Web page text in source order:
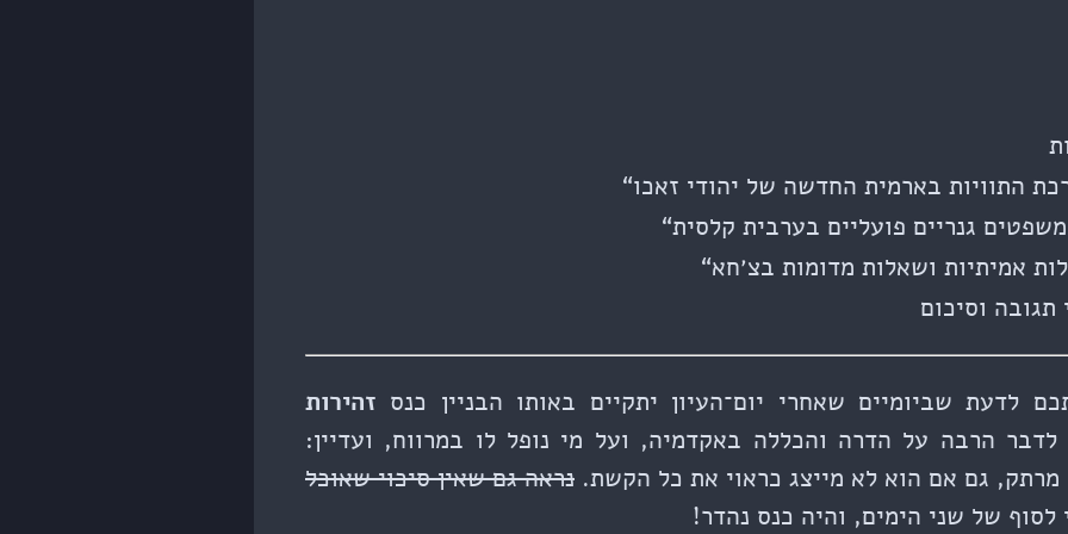
התוויות בארמית החדשה של יהודי זאכו“
גנריים פועליים בערבית קלסית“
אמיתיות ושאלות מדומות בצ׳חא“
תגובה וסיכום
לדעת שביומיים שאחרי יום־העיון יתקיים באותו הבניין כנס זהירות
הרבה על הדרה והכללה באקדמיה, ועל מי נופל לו במרווח, ועדיין:
מרתק, גם אם הוא לא מייצג כראוי את כל הקשת. נראה גם שאין סיכוי שאוכל
של שני הימים, והיה כנס נהדר!